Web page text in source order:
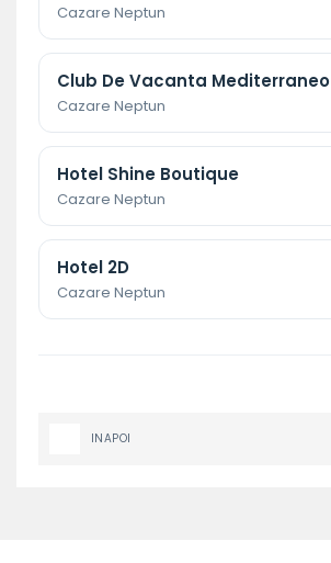
Cazare Neptun
Club De Vacanta Mediterraneo
Cazare Neptun
Hotel Shine Boutique
Cazare Neptun
Hotel 2D
Cazare Neptun
INAPOI